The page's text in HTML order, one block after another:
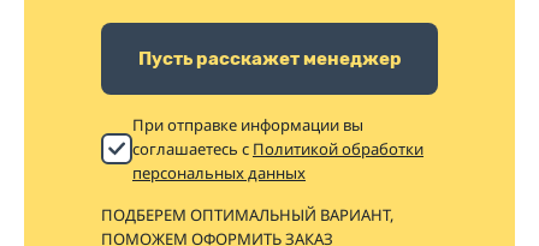
Пусть расскажет менеджер
При отправке информации вы
соглашаетесь с Политикой обработки
персональных данных
ПОДБЕРЕМ ОПТИМАЛЬНЫЙ ВАРИАНТ,
ПОМОЖЕМ ОФОРМИТЬ ЗАКАЗ